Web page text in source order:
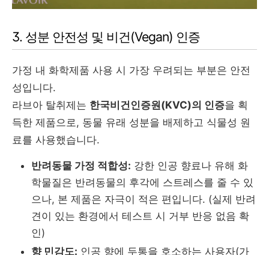
3. 성분 안전성 및 비건(Vegan) 인증
가정 내 화학제품 사용 시 가장 우려되는 부분은 안전
성입니다.
라브아 탈취제는 한국비건인증원(KVC)의 인증을 획
득한 제품으로, 동물 유래 성분을 배제하고 식물성 원
료를 사용했습니다.
반려동물 가정 적합성: 강한 인공 향료나 유해 화
학물질은 반려동물의 후각에 스트레스를 줄 수 있
으나, 본 제품은 자극이 적은 편입니다. (실제 반려
견이 있는 환경에서 테스트 시 거부 반응 없음 확
인)
향 민감도: 인공 향에 두통을 호소하는 사용자(가